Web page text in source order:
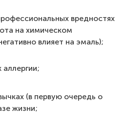
вредностях
на химическом
влияет на эмаль);
(в первую очередь о
жизни;